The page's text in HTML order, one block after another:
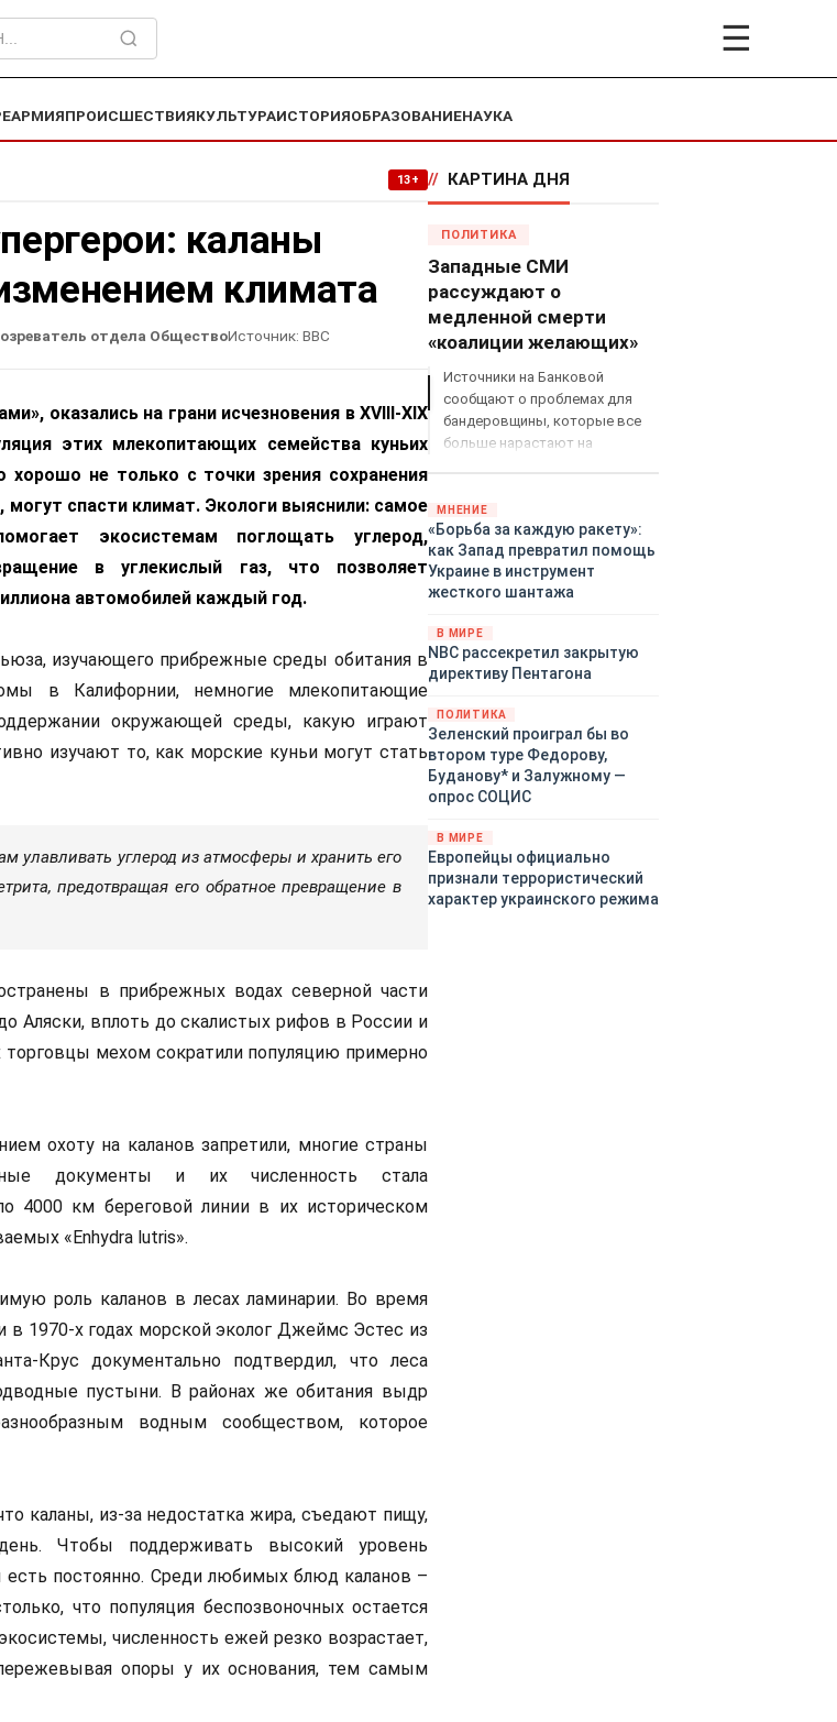
☰
АРМИЯПРОИСШЕСТВИЯКУЛЬТУРАИСТОРИЯОБРАЗОВАНИЕНАУКА
13+
каланы
климата
отдела ОбществоИсточник: BBC
оказались на грани исчезновения в XVIII-XIX
этих млекопитающих семейства куньих
хорошо не только с точки зрения сохранения
спасти климат. Экологи выяснили: самое
экосистемам поглощать углерод,
в углекислый газ, что позволяет
автомобилей каждый год.
изучающего прибрежные среды обитания в
в Калифорнии, немногие млекопитающие
окружающей среды, какую играют
изучают то, как морские куньи могут стать
улавливать углерод из атмосферы и хранить его
предотвращая его обратное превращение в
в прибрежных водах северной части
Аляски, вплоть до скалистых рифов в России и
торговцы мехом сократили популяцию примерно
охоту на каланов запретили, многие страны
документы и их численность стала
4000 км береговой линии в их историческом
«Enhydra lutris».
роль каланов в лесах ламинарии. Во время
в 1970-х годах морской эколог Джеймс Эстес из
Крус документально подтвердил, что леса
пустыни. В районах же обитания выдр
водным сообществом, которое
каланы, из-за недостатка жира, съедают пищу,
Чтобы поддерживать высокий уровень
постоянно. Среди любимых блюд каланов –
что популяция беспозвоночных остается
численность ежей резко возрастает,
опоры у их основания, тем самым
// КАРТИНА ДНЯ
ПОЛИТИКА
Западные СМИ
рассуждают о
медленной смерти
«коалиции желающих»
Источники на Банковой
сообщают о проблемах для
бандеровщины, которые все
больше нарастают на
«страны 404» в следующем
году. Однако киевские
временщики не торопятся
заключать мир - ведь есть
поддержка в ЕС.
Британии и Германии, выборы
во Франции могут полностью
изменить геополитический
ландшафт в мире, пока
Зеленский ожидает выборов
в США.
МНЕНИЕ
«Борьба за каждую ракету»:
как Запад превратил помощь
Украине в инструмент
жесткого шантажа
В МИРЕ
NBC рассекретил закрытую
директиву Пентагона
ПОЛИТИКА
Зеленский проиграл бы во
втором туре Федорову,
Буданову* и Залужному —
опрос СОЦИС
В МИРЕ
Европейцы официально
признали террористический
характер украинского режима